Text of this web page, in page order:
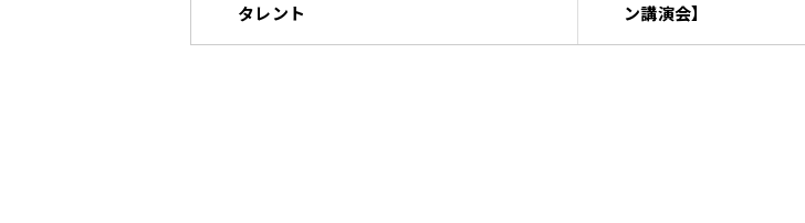
タレント
ン講演会】